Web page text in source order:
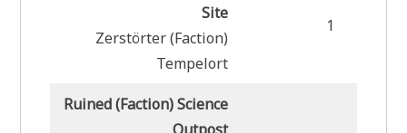
Site
Zerstörter (Faction)
Tempelort
1
Ruined (Faction) Science